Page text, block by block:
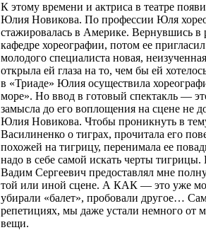
К этому времени и актриса в театре
Юлия Новикова. По профессии Юля
стажировалась в Америке. Вернувшись в
кафедре хореографии, потом ее
молодого специалиста новая,
открыла ей глаза на то, чем бы ей
в «Триаде» Юлия осуществила
море». Но ввод в готовый спектакль —
замысла до его воплощения на сцене не
Юлия Новикова. Чтобы проникнуть в
Василиненко о тиграх, прочитала его
похожей на тигрицу, перенимала ее
надо в себе самой искать черты
Вадим Сергеевич предоставлял мне
той или иной сцене. А КАК — это уже
убирали «балет», пробовали другое…
репетициях, мы даже устали немного от
вещи.